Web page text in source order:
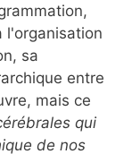
l'organisation
sa
entre
mais ce
qui
de nos